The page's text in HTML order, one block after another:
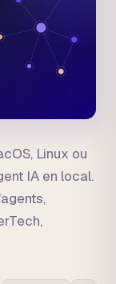
Linux ou
IA en local.